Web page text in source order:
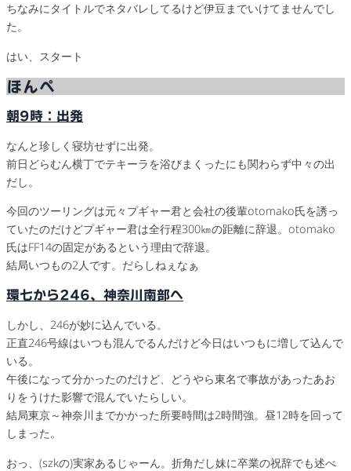
ちなみにタイトルでネタバレしてるけど伊豆までいけてませんでし
た。
はい、スタート
ほんぺ
朝9時：出発
なんと珍しく寝坊せずに出発。
前日どらむん横丁でテキーラを浴びまくったにも関わらず中々の出
だし。
今回のツーリングは元々プギャー君と会社の後輩otomako氏を誘っ
ていたのだけどプギャー君は全行程300㎞の距離に辞退。otomako
氏はFF14の固定があるという理由で辞退。
結局いつもの2人です。だらしねぇなぁ
環七から246、神奈川南部へ
しかし、246が妙に込んでいる。
正直246号線はいつも混んでるんだけど今日はいつもに増して込んで
いる。
午後になって分かったのだけど、どうやら東名で事故があったあお
りをうけた影響で混んでいたらしい。
結局東京～神奈川までかかった所要時間は2時間強。昼12時を回って
しまった。
おっ、(szkの)実家あるじゃーん。折角だし妹に卒業の祝辞でも述べ